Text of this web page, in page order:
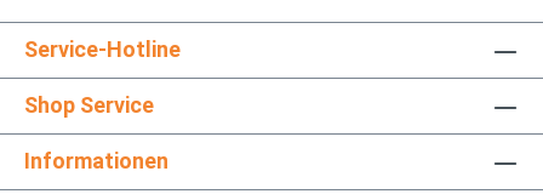
Service-Hotline
Shop Service
Informationen